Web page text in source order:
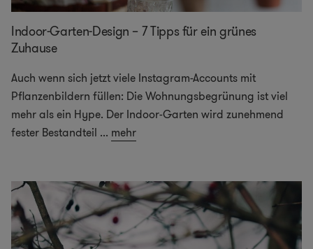
Indoor-Garten-Design – 7 Tipps für ein grünes
Zuhause
Auch wenn sich jetzt viele Instagram-Accounts mit
Pflanzenbildern füllen: Die Wohnungsbegrünung ist viel
mehr als ein Hype. Der Indoor-Garten wird zunehmend
fester Bestandteil ... mehr